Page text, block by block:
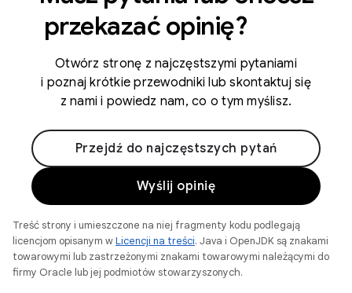
przekazać opinię?
Otwórz stronę z najczęstszymi pytaniami
i poznaj krótkie przewodniki lub skontaktuj się
z nami i powiedz nam, co o tym myślisz.
Przejdź do najczęstszych pytań
Wyślij opinię
Treść strony i umieszczone na niej fragmenty kodu podlegają
licencjom opisanym wLicencji na treści. Java i OpenJDK są znakami
towarowymi lub zastrzeżonymi znakami towarowymi należącymi do
firmy Oracle lub jej podmiotów stowarzyszonych.